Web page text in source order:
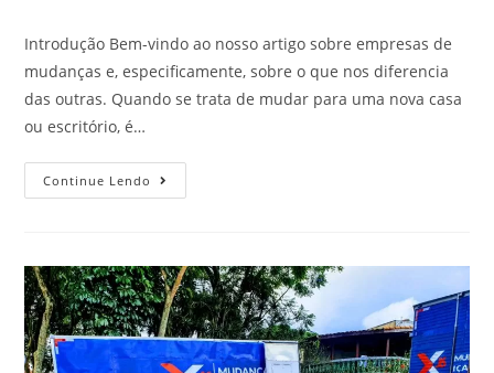
Introdução Bem-vindo ao nosso artigo sobre empresas de
mudanças e, especificamente, sobre o que nos diferencia
das outras. Quando se trata de mudar para uma nova casa
ou escritório, é…
Continue Lendo